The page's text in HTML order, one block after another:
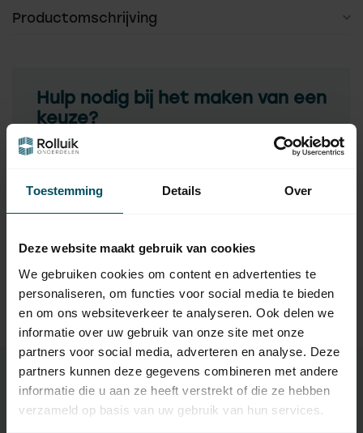
Toestemming Details Over
Deze website maakt gebruik van cookies
We gebruiken cookies om content en advertenties te
personaliseren, om functies voor social media te bieden
en om ons websiteverkeer te analyseren. Ook delen we
informatie over uw gebruik van onze site met onze
partners voor social media, adverteren en analyse. Deze
partners kunnen deze gegevens combineren met andere
informatie die u aan ze heeft verstrekt of die ze hebben
verzameld op basis van uw gebruik van hun services.
Productomschrijving
Hulp nodig bij het maken van een
keuze?
Neem contact op met een van onze medewerkers
Vraag het de expert
Gerelateerde producten
TypeError: Failed to fetch
https://www.rolluikonderdelen.nl/nl/merken/faac/adaptie
sets-rolluikmotor/
Specificaties